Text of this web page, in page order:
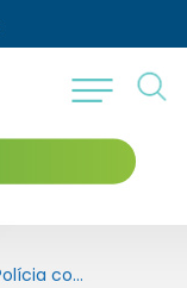
Polícia confirma prisões durante Operação Impacto em Barretos